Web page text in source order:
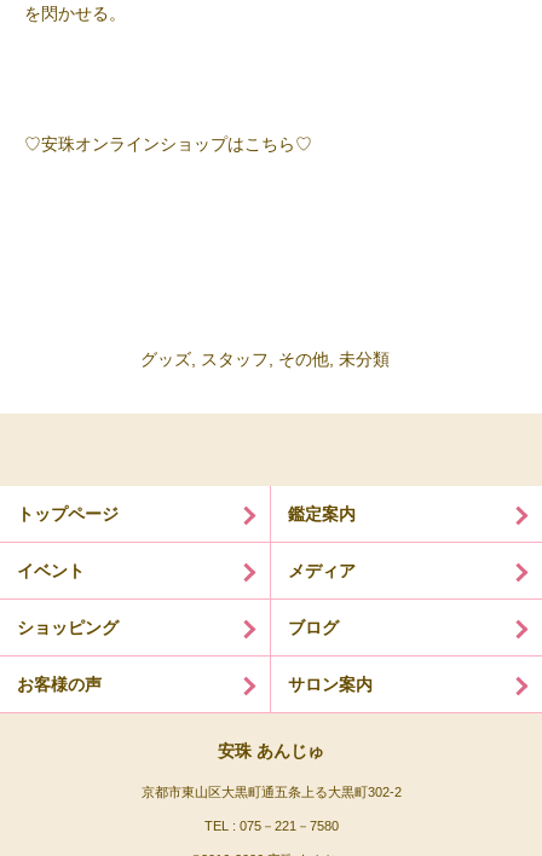
を閃かせる。
♡安珠オンラインショップはこちら♡
グッズ スタッフ その他 未分類
トップページ 鑑定案内
イベント メディア
ショッピング ブログ
お客様の声 サロン案内
安珠 あんじゅ
京都市東山区大黒町通五条上る大黒町302-2
TEL : 075－221－7580